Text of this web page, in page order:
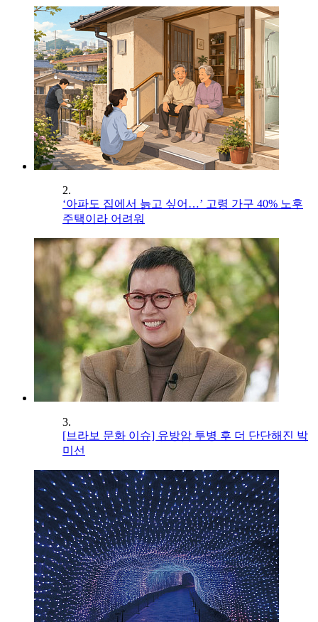
2.
‘아파도 집에서 늙고 싶어…’ 고령 가구 40% 노후
주택이라 어려워
3.
[브라보 문화 이슈] 유방암 투병 후 더 단단해진 박
미선